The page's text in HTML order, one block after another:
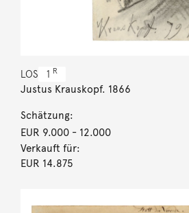
LOS 1 R
Justus Krauskopf. 1866
Schätzung:
EUR 9.000- 12.000
Verkauft für:
EUR 14.875